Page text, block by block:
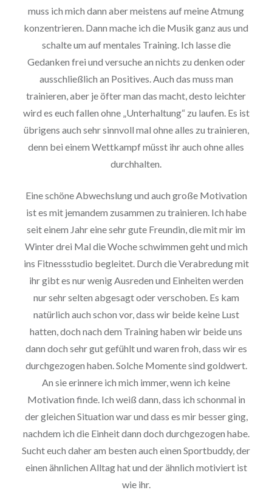
muss ich mich dann aber meistens auf meine Atmung
konzentrieren. Dann mache ich die Musik ganz aus und
schalte um auf mentales Training. Ich lasse die
Gedanken frei und versuche an nichts zu denken oder
ausschließlich an Positives. Auch das muss man
trainieren, aber je öfter man das macht, desto leichter
wird es euch fallen ohne „Unterhaltung“ zu laufen. Es ist
übrigens auch sehr sinnvoll mal ohne alles zu trainieren,
denn bei einem Wettkampf müsst ihr auch ohne alles
durchhalten.
Eine schöne Abwechslung und auch große Motivation
ist es mit jemandem zusammen zu trainieren. Ich habe
seit einem Jahr eine sehr gute Freundin, die mit mir im
Winter drei Mal die Woche schwimmen geht und mich
ins Fitnessstudio begleitet. Durch die Verabredung mit
ihr gibt es nur wenig Ausreden und Einheiten werden
nur sehr selten abgesagt oder verschoben. Es kam
natürlich auch schon vor, dass wir beide keine Lust
hatten, doch nach dem Training haben wir beide uns
dann doch sehr gut gefühlt und waren froh, dass wir es
durchgezogen haben. Solche Momente sind goldwert.
An sie erinnere ich mich immer, wenn ich keine
Motivation finde. Ich weiß dann, dass ich schonmal in
der gleichen Situation war und dass es mir besser ging,
nachdem ich die Einheit dann doch durchgezogen habe.
Sucht euch daher am besten auch einen Sportbuddy, der
einen ähnlichen Alltag hat und der ähnlich motiviert ist
wie ihr.